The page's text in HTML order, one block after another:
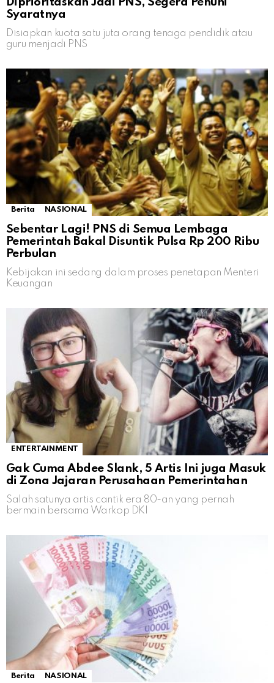
Diprioritaskan Jadi PNS, Segera Penuhi
Syaratnya
Disiapkan kuota satu juta orang tenaga pendidik atau
guru menjadi PNS
Berita NASIONAL
Sebentar Lagi! PNS di Semua Lembaga
Pemerintah Bakal Disuntik Pulsa Rp 200 Ribu
Perbulan
Kebijakan ini sedang dalam proses penetapan Menteri
Keuangan
ENTERTAINMENT
Gak Cuma Abdee Slank, 5 Artis Ini juga Masuk
di Zona Jajaran Perusahaan Pemerintahan
Salah satunya artis cantik era 80-an yang pernah
bermain bersama Warkop DKI
Berita NASIONAL